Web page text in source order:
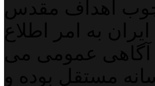
اهداف مقدس
به امر اطلاع
آگاهی عمومی می
مستقل بوده و